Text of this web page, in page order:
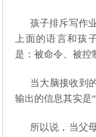
孩子排斥写作
上面的语言和孩
是：被命令、被控
当大脑接收到
输出的信息其实是
所以说，当父